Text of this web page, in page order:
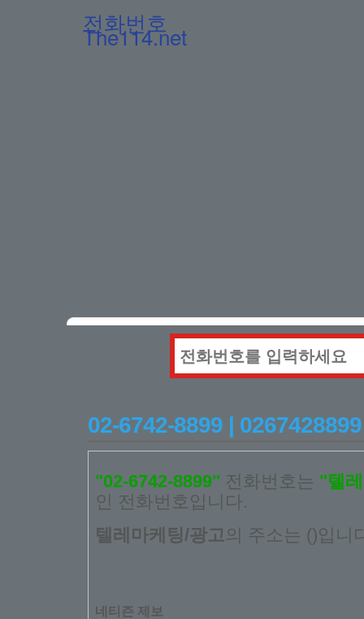
전화번호
The114.net
02-6742-8899 |
"02-6742-8899" 전화번호는 "텔
인 전화번호입니다.
텔레마케팅/광고의 주소는 ()입니
네티즌 제보